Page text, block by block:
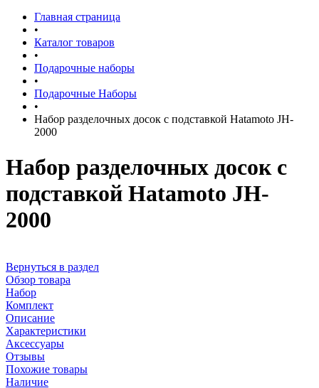
Главная страница
•
Каталог товаров
•
Подарочные наборы
•
Подарочные Наборы
•
Набор разделочных досок с подставкой Hatamoto JH-
2000
Набор разделочных досок с
подставкой Hatamoto JH-
2000
Вернуться в раздел
Обзор товара
Набор
Комплект
Описание
Характеристики
Аксессуары
Отзывы
Похожие товары
Наличие